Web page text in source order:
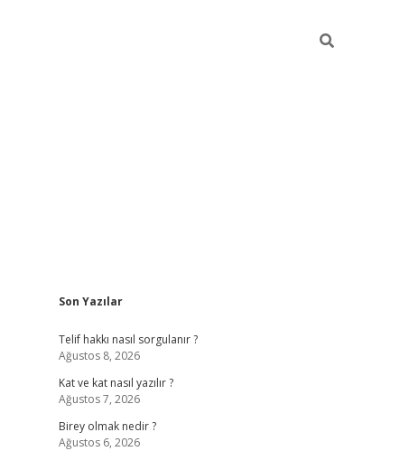
Sidebar
Son Yazılar
Telif hakkı nasıl sorgulanır ?
Ağustos 8, 2026
Kat ve kat nasıl yazılır ?
Ağustos 7, 2026
Birey olmak nedir ?
Ağustos 6, 2026